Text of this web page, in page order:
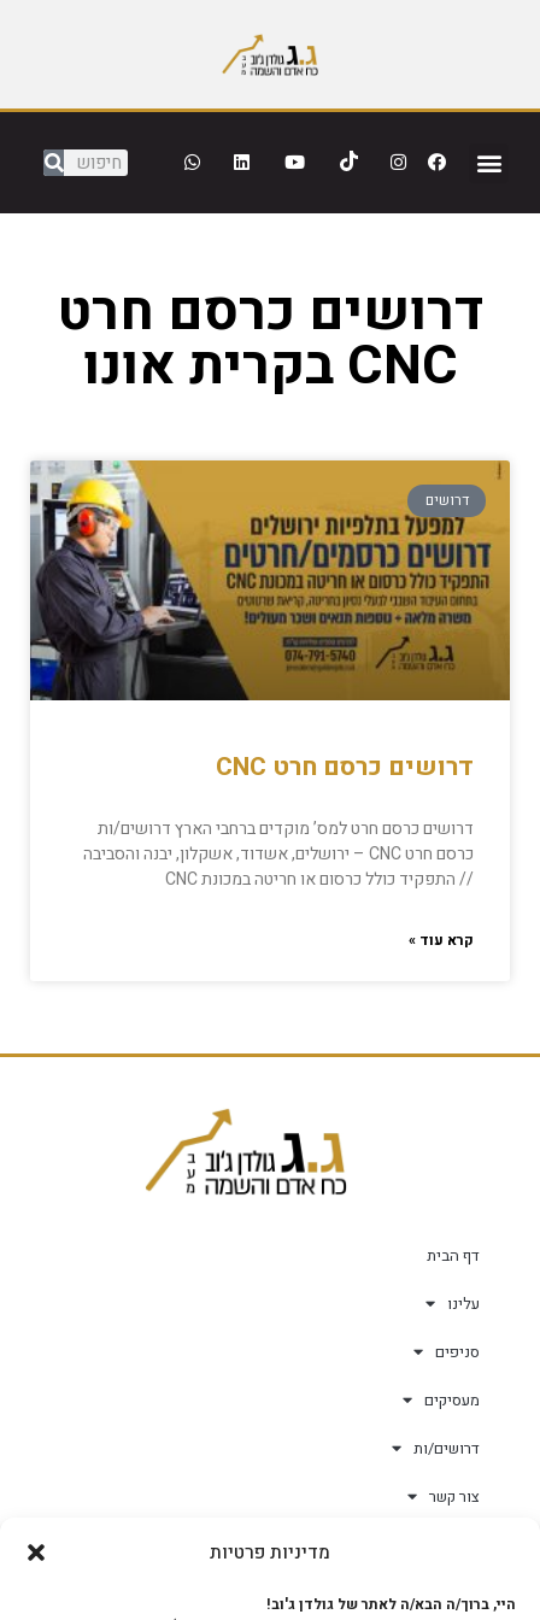
מדיניות פרטיות
היי, ברוך/ה הבא/ה לאתר של גולדן ג'וב!
דרושים כרסם חרט
CNC בקרית אונו
דרושים
דרושים כרסם חרט CNC
דרושים כרסם חרט למס’ מוקדים ברחבי הארץ דרושים/ות
כרסם חרט CNC – ירושלים, אשדוד, אשקלון, יבנה והסביבה
// התפקיד כולל כרסום או חריטה במכונת CNC
קרא עוד »
דף הבית
עלינו
סניפים
מעסיקים
דרושים/ות
צור קשר